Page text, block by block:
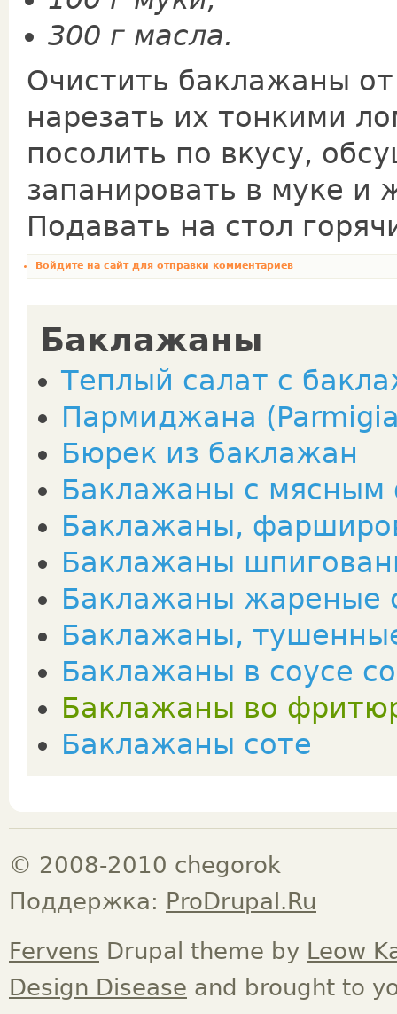
300 г масла.
Очистить баклажаны
нарезать их тонкими
посолить по вкусу,
запанировать в муке и
Подавать на стол
Войдите на сайтдля отправки комментариев
Баклажаны
Теплый салат с
Пармиджана
Бюрек из баклажан
Баклажаны с
Баклажаны,
Баклажаны
Баклажаны жареные
Баклажаны,
Баклажаны в соусе
Баклажаны во
Баклажаны соте
© 2008-2010 chegorok
Поддержка: ProDrupal.Ru
Fervens Drupal theme by Leow
Design Disease and brought to